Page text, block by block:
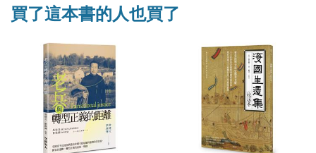
買了這本書的人也買了